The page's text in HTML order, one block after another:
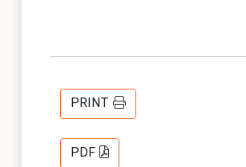
PRINT
PDF